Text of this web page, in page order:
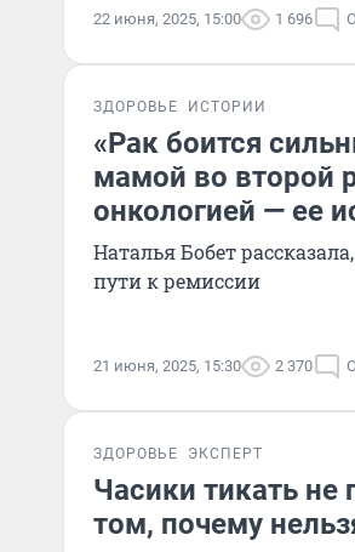
22 июня, 2025, 15:00 1 696
ЗДОРОВЬЕ ИСТОРИИ
«Рак боится
мамой во второй
онкологией — ее
Наталья Бобет
пути к ремиссии
21 июня, 2025, 15:30 2 370
ЗДОРОВЬЕ ЭКСПЕРТ
Часики тикать не
том, почему